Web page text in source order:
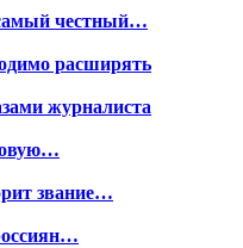
честный…
расширять
журналиста
звание…